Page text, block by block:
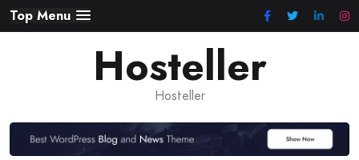
Skip
to
Top Menu
Hosteller
Hosteller